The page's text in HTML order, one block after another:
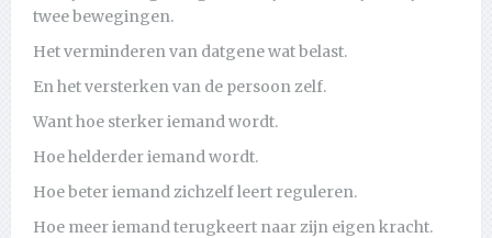
twee bewegingen.
Het verminderen van datgene wat belast.
En het versterken van de persoon zelf.
Want hoe sterker iemand wordt.
Hoe helderder iemand wordt.
Hoe beter iemand zichzelf leert reguleren.
Hoe meer iemand terugkeert naar zijn eigen kracht.